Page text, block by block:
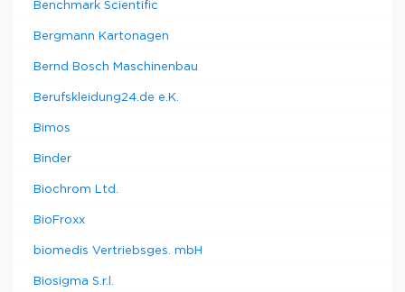
Benchmark Scientific
Bergmann Kartonagen
Bernd Bosch Maschinenbau
Berufskleidung24.de e.K.
Bimos
Binder
Biochrom Ltd.
BioFroxx
biomedis Vertriebsges. mbH
Biosigma S.r.l.